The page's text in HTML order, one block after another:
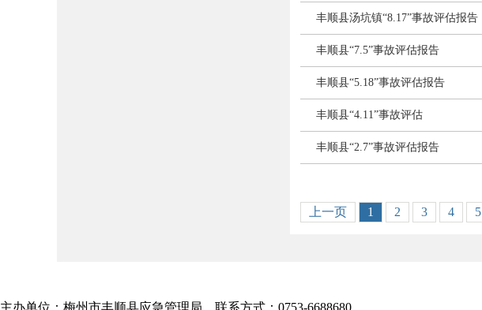
丰顺县汤坑镇“8.17”事故评估报告
丰顺县“7.5”事故评估报告
丰顺县“5.18”事故评估报告
丰顺县“4.11”事故评估
丰顺县“2.7”事故评估报告
上一页 1 2 3 4 5
主办单位：梅州市丰顺县应急管理局 联系方式：0753-6688680